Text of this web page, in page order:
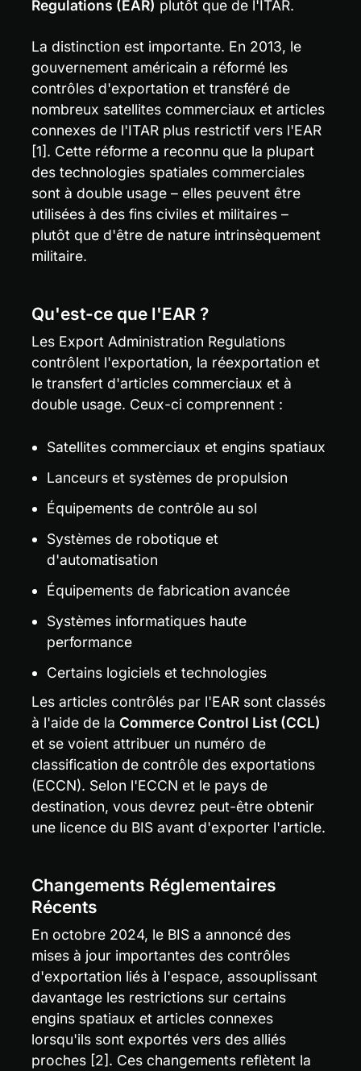
Regulations (EAR) plutôt que de l'ITAR.
La distinction est importante. En 2013, le
gouvernement américain a réformé les
contrôles d'exportation et transféré de
nombreux satellites commerciaux et articles
connexes de l'ITAR plus restrictif vers l'EAR
[1]. Cette réforme a reconnu que la plupart
des technologies spatiales commerciales
sont à double usage – elles peuvent être
utilisées à des fins civiles et militaires –
plutôt que d'être de nature intrinsèquement
militaire.
Qu'est-ce que l'EAR ?
Les Export Administration Regulations
contrôlent l'exportation, la réexportation et
le transfert d'articles commerciaux et à
double usage. Ceux-ci comprennent :
Satellites commerciaux et engins spatiaux
Lanceurs et systèmes de propulsion
Équipements de contrôle au sol
Systèmes de robotique et
d'automatisation
Équipements de fabrication avancée
Systèmes informatiques haute
performance
Certains logiciels et technologies
Les articles contrôlés par l'EAR sont classés
à l'aide de la Commerce Control List (CCL)
et se voient attribuer un numéro de
classification de contrôle des exportations
(ECCN). Selon l'ECCN et le pays de
destination, vous devrez peut-être obtenir
une licence du BIS avant d'exporter l'article.
Changements Réglementaires
Récents
En octobre 2024, le BIS a annoncé des
mises à jour importantes des contrôles
d'exportation liés à l'espace, assouplissant
davantage les restrictions sur certains
engins spatiaux et articles connexes
lorsqu'ils sont exportés vers des alliés
proches [2]. Ces changements reflètent la